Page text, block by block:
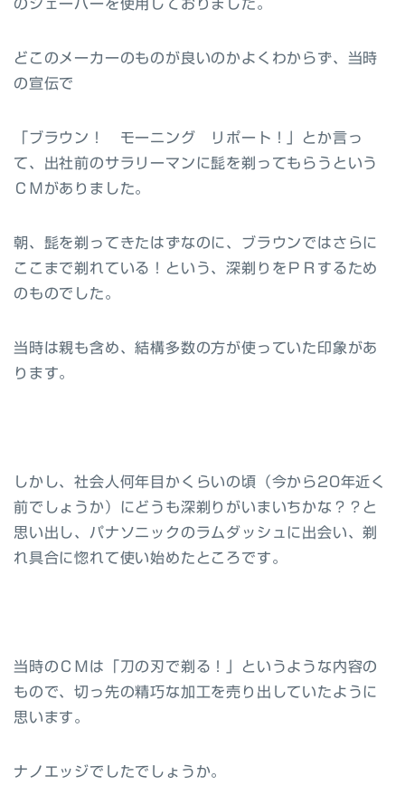
のシェーバーを使用しておりました。
どこのメーカーのものが良いのかよくわからず、当時
の宣伝で
「ブラウン！ モーニング リポート！」とか言っ
て、出社前のサラリーマンに髭を剃ってもらうという
ＣＭがありました。
朝、髭を剃ってきたはずなのに、ブラウンではさらに
ここまで剃れている！という、深剃りをＰＲするため
のものでした。
当時は親も含め、結構多数の方が使っていた印象があ
ります。
しかし、社会人何年目かくらいの頃（今から20年近く
前でしょうか）にどうも深剃りがいまいちかな？？と
思い出し、パナソニックのラムダッシュに出会い、剃
れ具合に惚れて使い始めたところです。
当時のＣＭは「刀の刃で剃る！」というような内容の
もので、切っ先の精巧な加工を売り出していたように
思います。
ナノエッジでしたでしょうか。